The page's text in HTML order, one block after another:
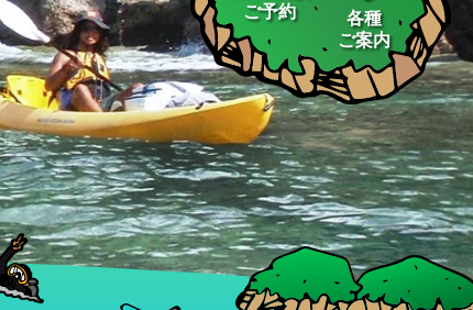
ご予約
各種
ご案内